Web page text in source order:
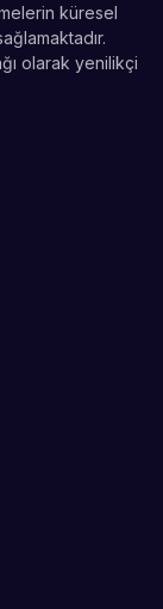
küresel
olarak yenilikçi